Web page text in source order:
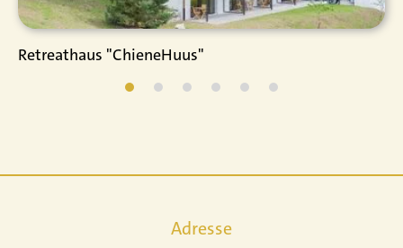
Retreathaus "ChieneHuus"
Adresse